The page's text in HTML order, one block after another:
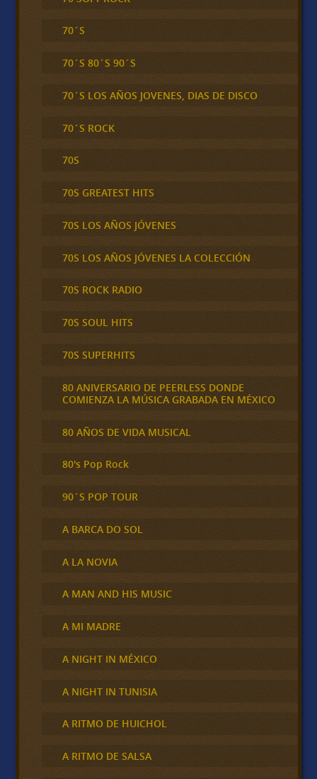
70´S
70´S 80´S 90´S
70´S LOS AÑOS JOVENES, DIAS DE DISCO
70´S ROCK
70S
70S GREATEST HITS
70S LOS AÑOS JÓVENES
70S LOS AÑOS JÓVENES LA COLECCIÓN
70S ROCK RADIO
70S SOUL HITS
70S SUPERHITS
80 ANIVERSARIO DE PEERLESS DONDE
COMIENZA LA MÚSICA GRABADA EN MÉXICO
80 AÑOS DE VIDA MUSICAL
80's Pop Rock
90´S POP TOUR
A BARCA DO SOL
A LA NOVIA
A MAN AND HIS MUSIC
A MI MADRE
A NIGHT IN MÉXICO
A NIGHT IN TUNISIA
A RITMO DE HUICHOL
A RITMO DE SALSA